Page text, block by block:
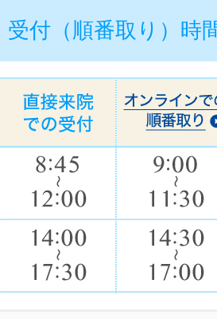
受付（順番取り）時